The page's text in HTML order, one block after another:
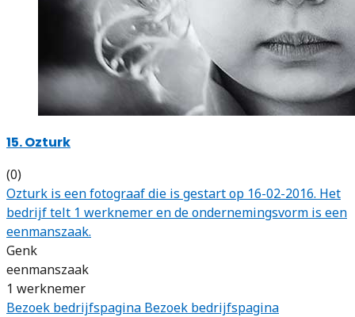
15. Ozturk
(0)
Ozturk is een fotograaf die is gestart op 16-02-2016. Het
bedrijf telt 1 werknemer en de ondernemingsvorm is een
eenmanszaak.
Genk
eenmanszaak
1 werknemer
Bezoek bedrijfspagina Bezoek bedrijfspagina